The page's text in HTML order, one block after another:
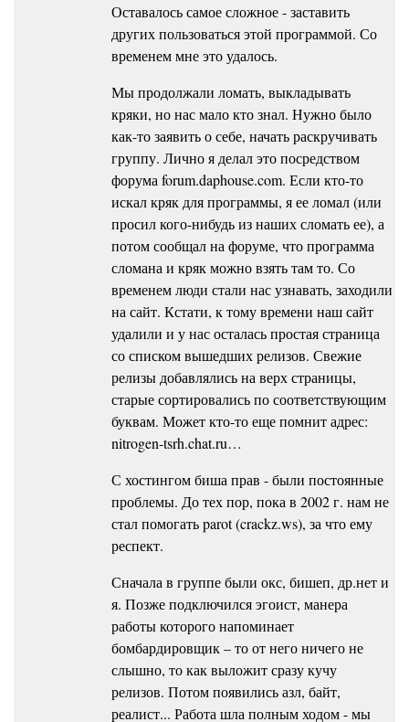
Оставалось самое сложное - заставить
других пользоваться этой программой. Со
временем мне это удалось.
Мы продолжали ломать, выкладывать
кряки, но нас мало кто знал. Нужно было
как-то заявить о себе, начать раскручивать
группу. Лично я делал это посредством
форума forum.daphouse.com. Если кто-то
искал кряк для программы, я ее ломал (или
просил кого-нибудь из наших сломать ее), а
потом сообщал на форуме, что программа
сломана и кряк можно взять там то. Со
временем люди стали нас узнавать, заходили
на сайт. Кстати, к тому времени наш сайт
удалили и у нас осталась простая страница
со списком вышедших релизов. Свежие
релизы добавлялись на верх страницы,
старые сортировались по соответствующим
буквам. Может кто-то еще помнит адрес:
nitrogen-tsrh.chat.ru…
С хостингом биша прав - были постоянные
проблемы. До тех пор, пока в 2002 г. нам не
стал помогать parot (crackz.ws), за что ему
респект.
Сначала в группе были окс, бишеп, др.нет и
я. Позже подключился эгоист, манера
работы которого напоминает
бомбардировщик – то от него ничего не
слышно, то как выложит сразу кучу
релизов. Потом появились азл, байт,
реалист... Работа шла полным ходом - мы